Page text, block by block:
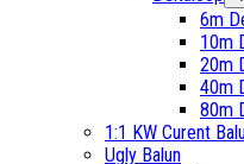
6m
10m
20m
40m
80m
1:1 KW Curent
Ugly Balun